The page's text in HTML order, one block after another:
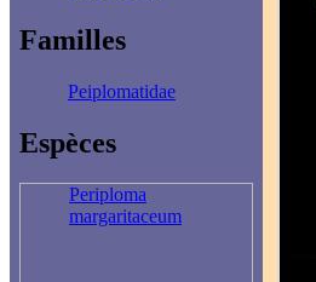
Familles
Peiplomatidae
Espèces
Periploma
margaritaceum